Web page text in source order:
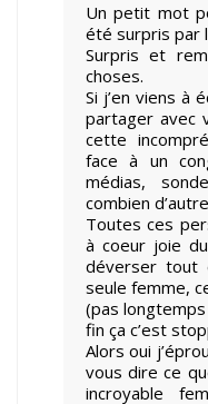
Un petit mot
été surpris par
Surpris et
choses.
Si j’en viens à
partager avec
cette
face à un
médias,
combien
Toutes ces
à coeur joie
déverser tout
seule femme,
(pas
fin ça c’est
Alors oui
vous dire ce
incroyable